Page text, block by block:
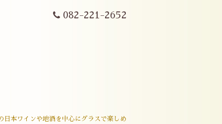
082-221-2652
本ワインや地酒を中心にグラスで楽しめ